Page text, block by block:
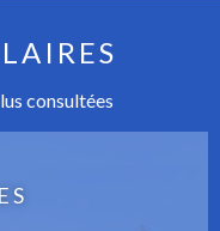
consultées